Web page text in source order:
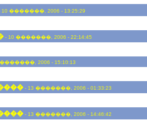
10 �������, 2006 - 13:25:29
- 10 �������, 2006 - 22:14:45
2006 - 15:10:13
- 13 �������, 2006 - 01:33:23
- 13 �������, 2006 - 14:46:42